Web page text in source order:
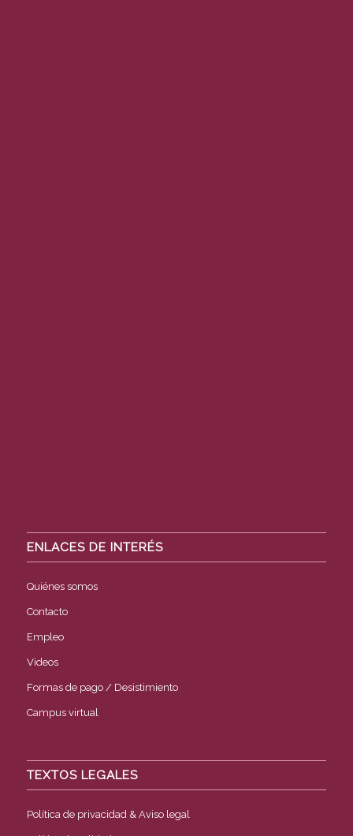
ENLACES DE INTERÉS
Quiénes somos
Contacto
Empleo
Videos
Formas de pago / Desistimiento
Campus virtual
TEXTOS LEGALES
Política de privacidad & Aviso legal